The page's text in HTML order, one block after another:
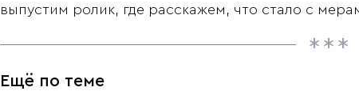
выпустим ролик, где расскажем, что стало с
Ещё по теме